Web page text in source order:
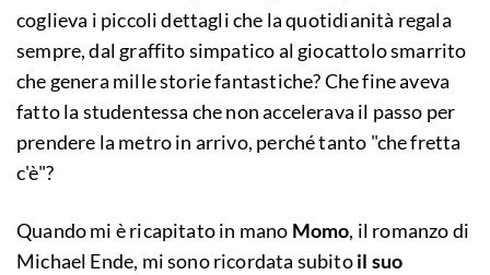
coglieva i piccoli dettagli che la quotidianità regala
sempre, dal graffito simpatico al giocattolo smarrito
che genera mille storie fantastiche? Che fine aveva
fatto la studentessa che non accelerava il passo per
prendere la metro in arrivo, perché tanto "che fretta
c'è"?
Quando mi è ricapitato in mano Momo, il romanzo di
Michael Ende, mi sono ricordata subitoil suo